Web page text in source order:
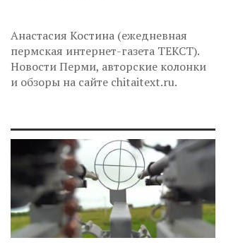
Анастасия Костина (ежедневная
пермская интернет-газета ТЕКСТ).
Новости Перми, авторские колонки
и обзоры на сайте chitaitext.ru.